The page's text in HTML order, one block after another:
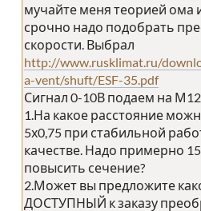
мучайте меня теорией ома
срочно надо подобрать
скорости. Выбрал
http://www.rusklimat.ru/
a-vent/shuft/ESF-35.pdf
Сигнал 0-10В подаем на
1.На какое расстояние
5х0,75 при стабильной
качестве. Надо примерно
повысить сечение?
2.Может вы предложите
ДОСТУПНЫЙ к заказу